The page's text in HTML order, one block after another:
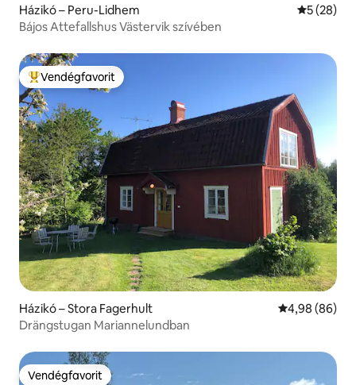
Házikó – Peru-Lidhem Átlagos
5 (28)
Bájos Attefallshus Västervik szívében
Kiemelt vendégfavorit
Vendégfavorit
Házikó – Stora Fagerhult Átlagos
4,98 (86)
Drängstugan Mariannelundban
Vendégfavorit
Vendégfavorit